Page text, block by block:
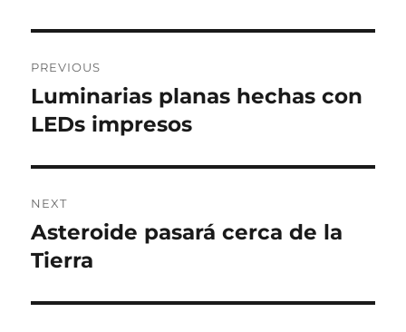
navigation
PREVIOUS
Previous
post:
Luminarias planas hechas con
LEDs impresos
NEXT
Next
post:
Asteroide pasará cerca de la
Tierra